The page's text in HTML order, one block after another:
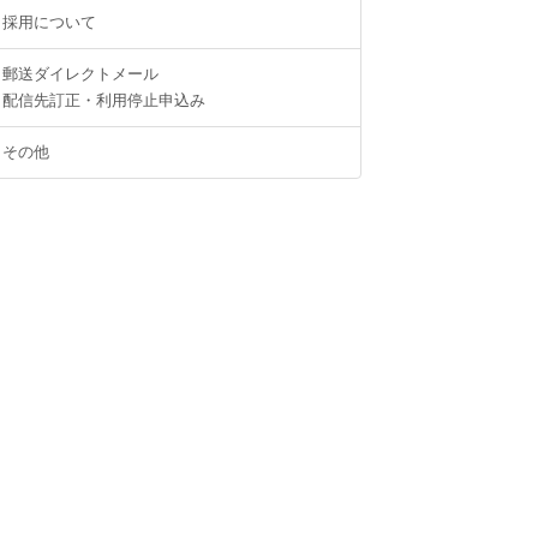
採用について
郵送ダイレクトメール
配信先訂正・利用停止申込み
その他